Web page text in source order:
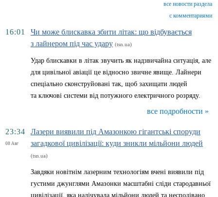
все новости раздела
с комментариями
16:01
Чи може блискавка збити літак: що відбувається
з лайнером під час удару (tsn.ua)
Удар блискавки в літак звучить як надзвичайна ситуація, але
для цивільної авіації це відносно звичне явище. Лайнери
спеціально сконструйовані так, щоб захищати людей
та ключові системи від потужного електричного розряду.
все подробности »
23:34
08 Авг
Лазери виявили під Амазонкою гігантські споруди
загадкової цивілізації: куди зникли мільйони людей
(tsn.ua)
Завдяки новітнім лазерним технологіям вчені виявили під
густими джунглями Амазонки масштабні сліди стародавньої
цивілізації, яка налічувала мільйони людей та несподівано